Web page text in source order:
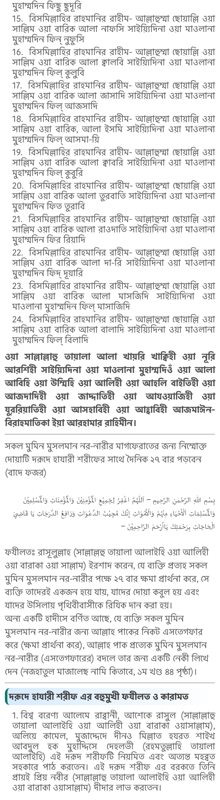
মুহাম্মদিন ফিছু ছুদূরি
বিসমিল্লাহির রাহমানির রাহীম- আল্লাহুম্মা ছোয়াল্লি ওয়া
সাল্লিম ওয়া বারিক আলা নাফসি সাইয়্যিদিনা ওয়া মাওলানা
মুহাম্মদিন ফিন্‌ নুফুসি
বিসমিল্লাহির রাহমানির রাহীম- আল্লাহুম্মা ছোয়াল্লি ওয়া
সাল্লিম ওয়া বারিক আলা ক্বালবি সাইয়্যিদিনা ওয়া মাওলানা
মুহাম্মদিন ফিল্ কুলুবি
বিসমিল্লাহির রাহমানির রাহীম- আল্লাহুম্মা ছোয়াল্লি ওয়া
সাল্লিম ওয়া বারিক আলা জাসাদি সাইয়্যিদিনা ওয়া মাওলানা
মুহাম্মদিন ফিল্ আজসাদি
বিসমিল্লাহির রাহমানির রাহীম- আল্লাহুম্মা ছোয়াল্লি ওয়া
সাল্লিম ওয়া বারিক, আলা ইসমি সাইয়্যিদিনা ওয়া মাওলানা
মুহাম্মদিন ফিল্ আসমা-য়ি
বিসমিল্লাহির রাহমানির রাহীম- আল্লাহুম্মা ছোয়াল্লি ওয়া
সাল্লিম ওয়া বারিক আলা ক্বাবরি সাইয়্যিদিনা ওয়া মাওলানা
মুহাম্মদিন ফিল্ কুবুরি
বিসমিল্লাহির রাহমানির রাহীম- আল্লাহুম্মা ছোয়াল্লি ওয়া
সাল্লিম ওয়া বারিক আলা তুরবাতি সাইয়্যিদিনা ওয়া মাওলানা
মুহাম্মদিন ফিত তুরাবি
বিসমিল্লাহির রাহমানির রাহীম- আল্লাহুম্মা ছোয়াল্লি ওয়া
সাল্লিম ওয়া বারিক আলা রাওদাতি সাইয়্যিদিনা ওয়া মাওলানা
মুহাম্মদিন ফির রিয়াদি
বিসমিল্লাহির রাহমানির রাহীম- আল্লাহুম্মা ছোয়াল্লি ওয়া
সাল্লিম ওয়া বারিক আলা দা-রি সাইয়্যিদিনা ওয়া মাওলানা
মুহাম্মদিন ফিদ্ দূয়ারি
বিসমিল্লাহির রাহমানির রাহীম- আল্লাহুম্মা ছোয়াল্লি ওয়া
সাল্লিম ওয়া বারিক আলা মাসজিদি সাইয়্যিদিনা ওয়া
মাওলানা মুহাম্মদিন ফিল্ মাসাজিদি
বিসমিল্লাহির রাহমানির রাহীম- আল্লাহুম্মা ছোয়াল্লি ওয়া
সাল্লিম ওয়া বারিক আলা বালাদি সাইয়্যিদিনা ওয়া মাওলানা
মুহাম্মদিন ফিল্ বিলাদি
ওয়া সাল্লাল্লাহু তায়ালা আলা খায়রি খাক্বিহী ওয়া নূরি
আরশিহী সাইয়্যিদিনা ওয়া মাওলানা মুহাম্মদিওঁ ওয়া আলা
আবিহি ওয়া উম্মিহি ওয়া আলিহী ওয়া আহলি বাইতিহী ওয়া
আজদাদিহী ওয়া জাদ্দাতিহী ওয়া আযওয়াজিহী ওয়া
যুররিয়াতিহী ওয়া আসহাবিহী ওয়া আহ্বাবিহী আজমাঈন-
বিরাহমাতিকা ইয়া আরহামার রাহিমীন।
সকল মুমিন মুসলমান নর-নারীর মাগফেরাতের জন্য নিম্মোক্ত
দোয়াটি দরূদে হাযারী শরীফের সাথে দৈনিক ২৭ বার পড়বেন
(বাদে ফজর)
بِسْمِ اللهِ الرَّحْمٰنِ الرَّحِيمِ – اَللّٰهُمَّ اغْفِرُ لِجَمِيْعِ الْمُؤْمِنِيْنَ وَالْمُؤْمِنَاتِ وَالْمُسْلِمِيْنَ
وَالْمُسْلِمَاتِ اَلْأَحْيَاءِ مِنْهُمْ وَالْأَمْوَاتِ إِنَّكَ مُجِيْبُ الدَّعْوَاتِ وَرَافِعُ الدَّرَجَاتِ يَا قَاضِيَ
الْحَاجَاتِ بِرَحْمَتِكَ يَاأَرْحَمَ الرَّاحِمِيْنَ –
ফযীলতঃ রাসূলুল্লাহ (সাল্লাল্লহু তায়ালা আলাইহি ওয়া আলিহী
ওয়া বারাকা ওয়া সাল্লাম) ইরশাদ করেন, যে ব্যক্তি প্রত্যহ সকল
মুমিন মুসলমান নর-নারীর পক্ষে ২৭ বার ক্ষমা প্রার্থনা করে, সে
ব্যক্তি তাদেরই একজন হয়ে যায়, যাদের দোয়া কবুল হয় এবং
যাদের উসিলায় পৃথিবীবাসীকে রিযিক দান করা হয়।
অন্য একটি হাদীসে বর্ণিত আছে, যে ব্যক্তি সকল মুমিন
মুসলমান নর-নারীর জন্য আল্লাহ পাকের নিকট এসতেগফার
করে (ক্ষমা প্রার্থনা করে), আল্লাহ পাক প্রত্যেক মুমিন মুসলমান
নর-নারীর (এসতেগফারের) বদলে তার জন্য একটি নেকী লিখে
দেন (নজহাতুল মাজালেছ নামি কিতাবে, ১ম খণ্ড ৪৪ পৃষ্ঠা)।
দরূদে হাযারী শরীফ এর বহুমুখী ফযীলত ও কারামত
বিশ্ব বরেণ্য আলেমে রাব্বানী, আশেকে রাসুল (সাল্লাল্লাহু
তায়ালা আলাইহি ওয়া আলিহী ওয়া বারাকা ওয়াসাল্লাম),
অলিয়ে কামেল, মুজাদ্দেদে দীনও মিল্লাত হযরত শাইখ
আবদুল হক মুহাদ্দিসে দেহলভী (রহমতুল্লাহি তায়ালা
আলাইহি) এই দরূদ শরীফটি নিয়মিত এবং অত্যন্ত মহব্বত
সহকারে পাঠ করতেন। এই দরূদ শরীফ এর বরকতে তিনি
প্রায়ই প্রিয় নবীর (সাল্লাল্লাহু তায়ালা আলাইহি ওয়া আলিহী
ওয়া বারাকা ওয়াসাল্লাম) দীদার লাভ করতেন।